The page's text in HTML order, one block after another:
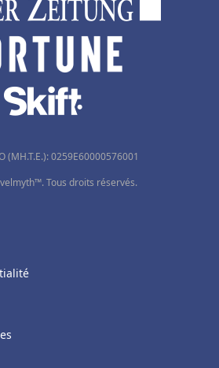
(MH.T.E.): 0259Ε60000576001
Tous droits réservés.